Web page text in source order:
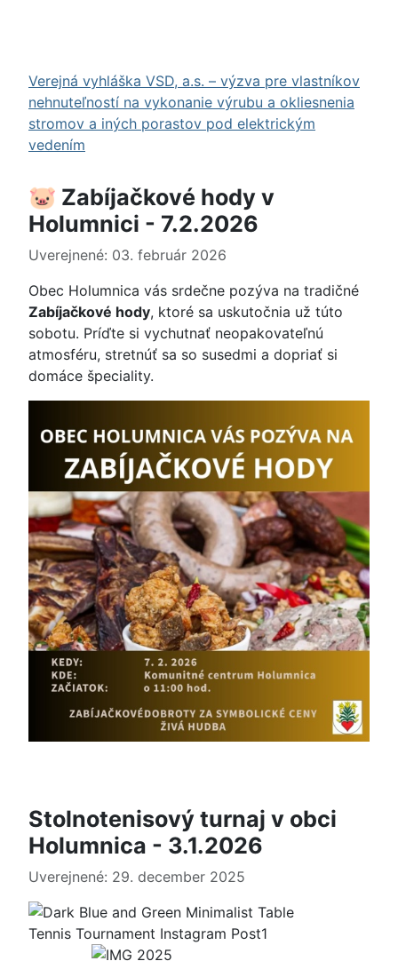
Verejná vyhláška VSD, a.s. – výzva pre vlastníkov
nehnuteľností na vykonanie výrubu a okliesnenia
stromov a iných porastov pod elektrickým
vedením
🐷 Zabíjačkové hody v
Holumnici - 7.2.2026
Uverejnené: 03. február 2026
Obec Holumnica vás srdečne pozýva na tradičné
Zabíjačkové hody, ktoré sa uskutočnia už túto
sobotu. Príďte si vychutnať neopakovateľnú
atmosféru, stretnúť sa so susedmi a dopriať si
domáce špeciality.
Stolnotenisový turnaj v obci
Holumnica - 3.1.2026
Uverejnené: 29. december 2025